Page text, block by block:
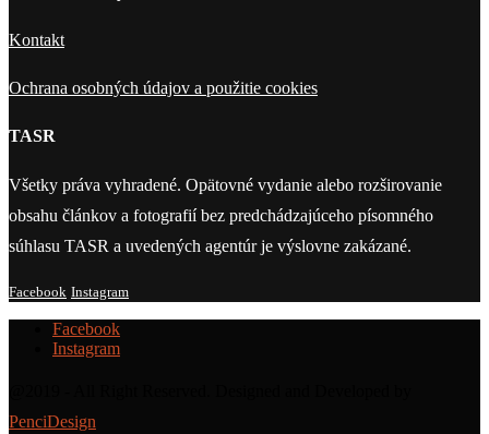
Kontakt
Ochrana osobných údajov a použitie cookies
TASR
Všetky práva vyhradené. Opätovné vydanie alebo rozširovanie
obsahu článkov a fotografií bez predchádzajúceho písomného
súhlasu TASR a uvedených agentúr je výslovne zakázané.
Facebook Instagram
Facebook
Instagram
PenciDesign